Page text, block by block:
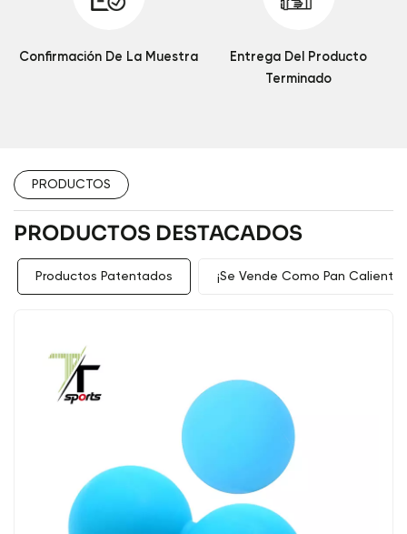
Confirmación De La Muestra
Entrega Del Producto
Terminado
PRODUCTOS
PRODUCTOS DESTACADOS
Productos Patentados ¡Se Vende Como Pan Caliente!